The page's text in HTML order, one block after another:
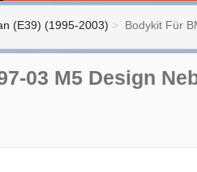
(E39) (1995-2003) Bodykit Für
03 M5 Design